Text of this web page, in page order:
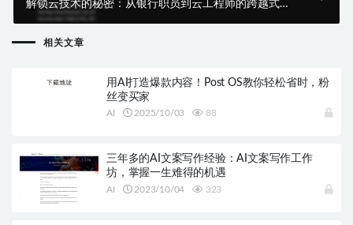
解锁云技术的秘密：从银行职员到云工程师的跨越式转
相关文章
用AI打造爆款内容！Post OS教你轻松省时，粉
丝变买家
AI 2025/10/03 88
三年多的AI文案写作经验：AI文案写作工作
坊，掌握一生难得的机遇
AI 2023/10/04 323